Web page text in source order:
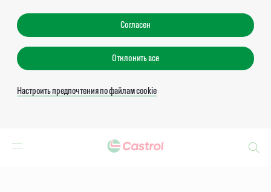
Согласен
Отклонить все
Настроить предпочтения по файлам cookie